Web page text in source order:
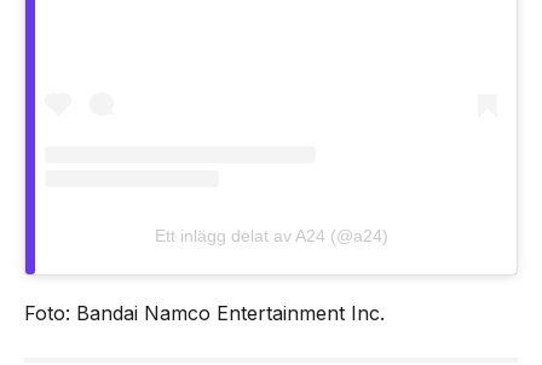
Ett inlägg delat av A24 (@a24)
Foto: Bandai Namco Entertainment Inc.